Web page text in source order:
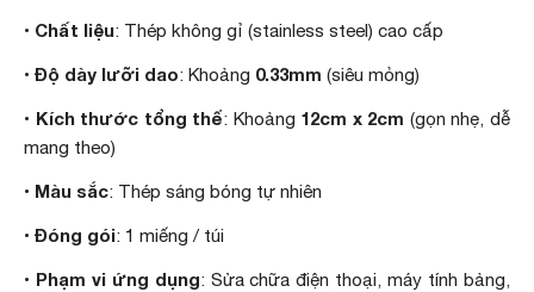
• Chất liệu: Thép không gỉ (stainless steel) cao cấp
• Độ dày lưỡi dao: Khoảng 0.33mm (siêu mỏng)
• Kích thước tổng thể: Khoảng 12cm x 2cm (gọn nhẹ, dễ
mang theo)
• Màu sắc: Thép sáng bóng tự nhiên
• Đóng gói: 1 miếng / túi
• Phạm vi ứng dụng: Sửa chữa điện thoại, máy tính bảng,